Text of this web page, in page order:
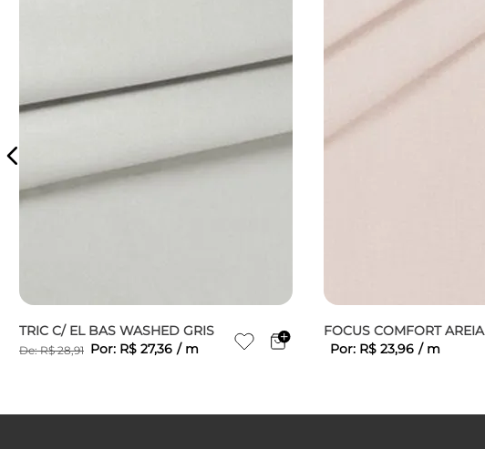
TRIC C/ EL BAS WASHED GRIS
De:R$ 28,91 Por: R$ 27,36 / m
FOCUS COMFORT AREIA
Por: R$ 23,96 / m